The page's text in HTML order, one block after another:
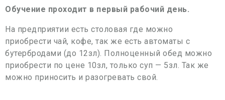
Обучение проходит в первый рабочий день.
На предприятии есть столовая где можно
приобрести чай, кофе, так же есть автоматы с
бутербродами (до 12зл). Полноценный обед можно
приобрести по цене 10зл, только суп — 5зл. Так же
можно приносить и разогревать свой.